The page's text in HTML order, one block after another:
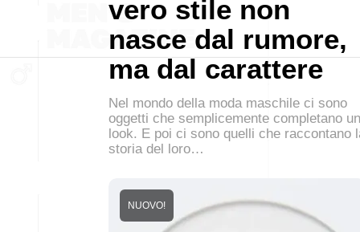
vero stile non
nasce dal rumore,
ma dal carattere
Nel mondo della moda maschile ci sono
oggetti che semplicemente completano un
look. E poi ci sono quelli che raccontano
storia del loro…
NUOVO!